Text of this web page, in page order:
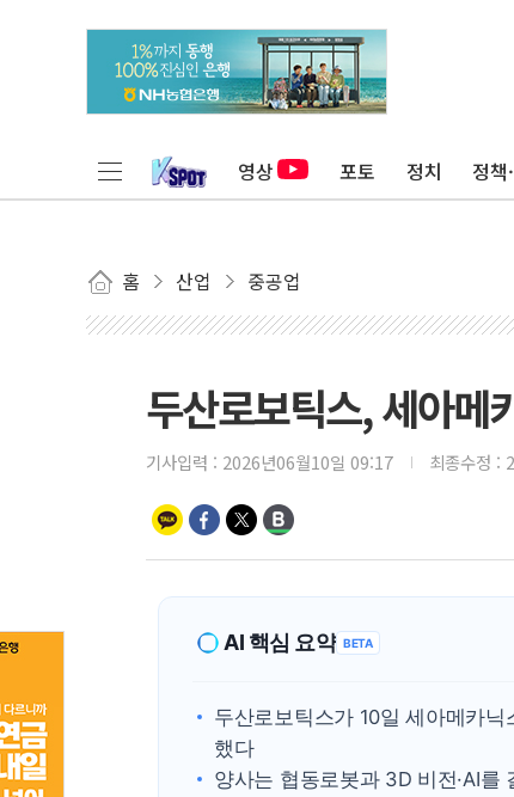
영상 포토 정치 정책
홈 산업 중공업
두산로보틱스, 세아메
기사입력 : 2026년06월10일 09:17 최종수정 :
AI 핵심 요약 BETA
두산로보틱스가 10일 세아메카
했다
양사는 협동로봇과 3D 비전·AI를